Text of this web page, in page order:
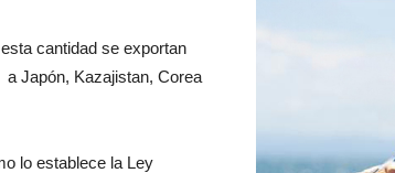
cantidad se exportan
a Japón, Kazajistan, Corea
lo establece la Ley